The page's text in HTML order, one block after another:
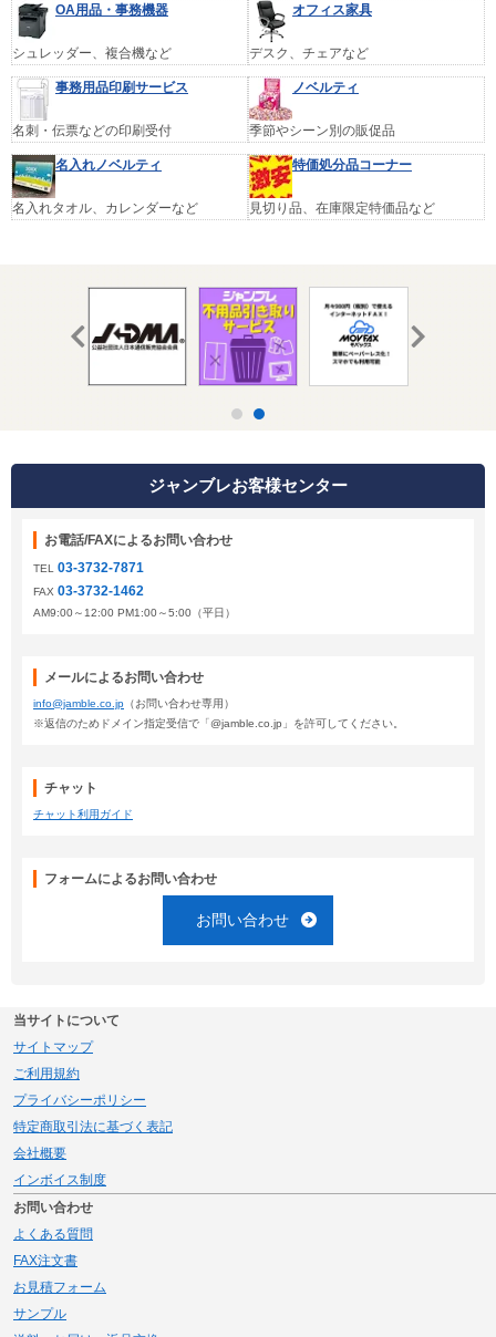
OA用品・事務機器
シュレッダー、複合機など
オフィス家具
デスク、チェアなど
事務用品印刷サービス
名刺・伝票などの印刷受付
ノベルティ
季節やシーン別の販促品
名入れノベルティ
名入れタオル、カレンダーなど
特価処分品コーナー
見切り品、在庫限定特価品など
ジャンブレお客様センター
お電話/FAXによるお問い合わせ
TEL 03-3732-7871
FAX 03-3732-1462
AM9:00～12:00 PM1:00～5:00（平日）
メールによるお問い合わせ
info@jamble.co.jp （お問い合わせ専用）
※返信のためドメイン指定受信で「@jamble.co.jp」を許可してください。
チャット
チャット利用ガイド
フォームによるお問い合わせ
お問い合わせ
当サイトについて
サイトマップ
ご利用規約
プライバシーポリシー
特定商取引法に基づく表記
会社概要
インボイス制度
お問い合わせ
よくある質問
FAX注文書
お見積フォーム
サンプル